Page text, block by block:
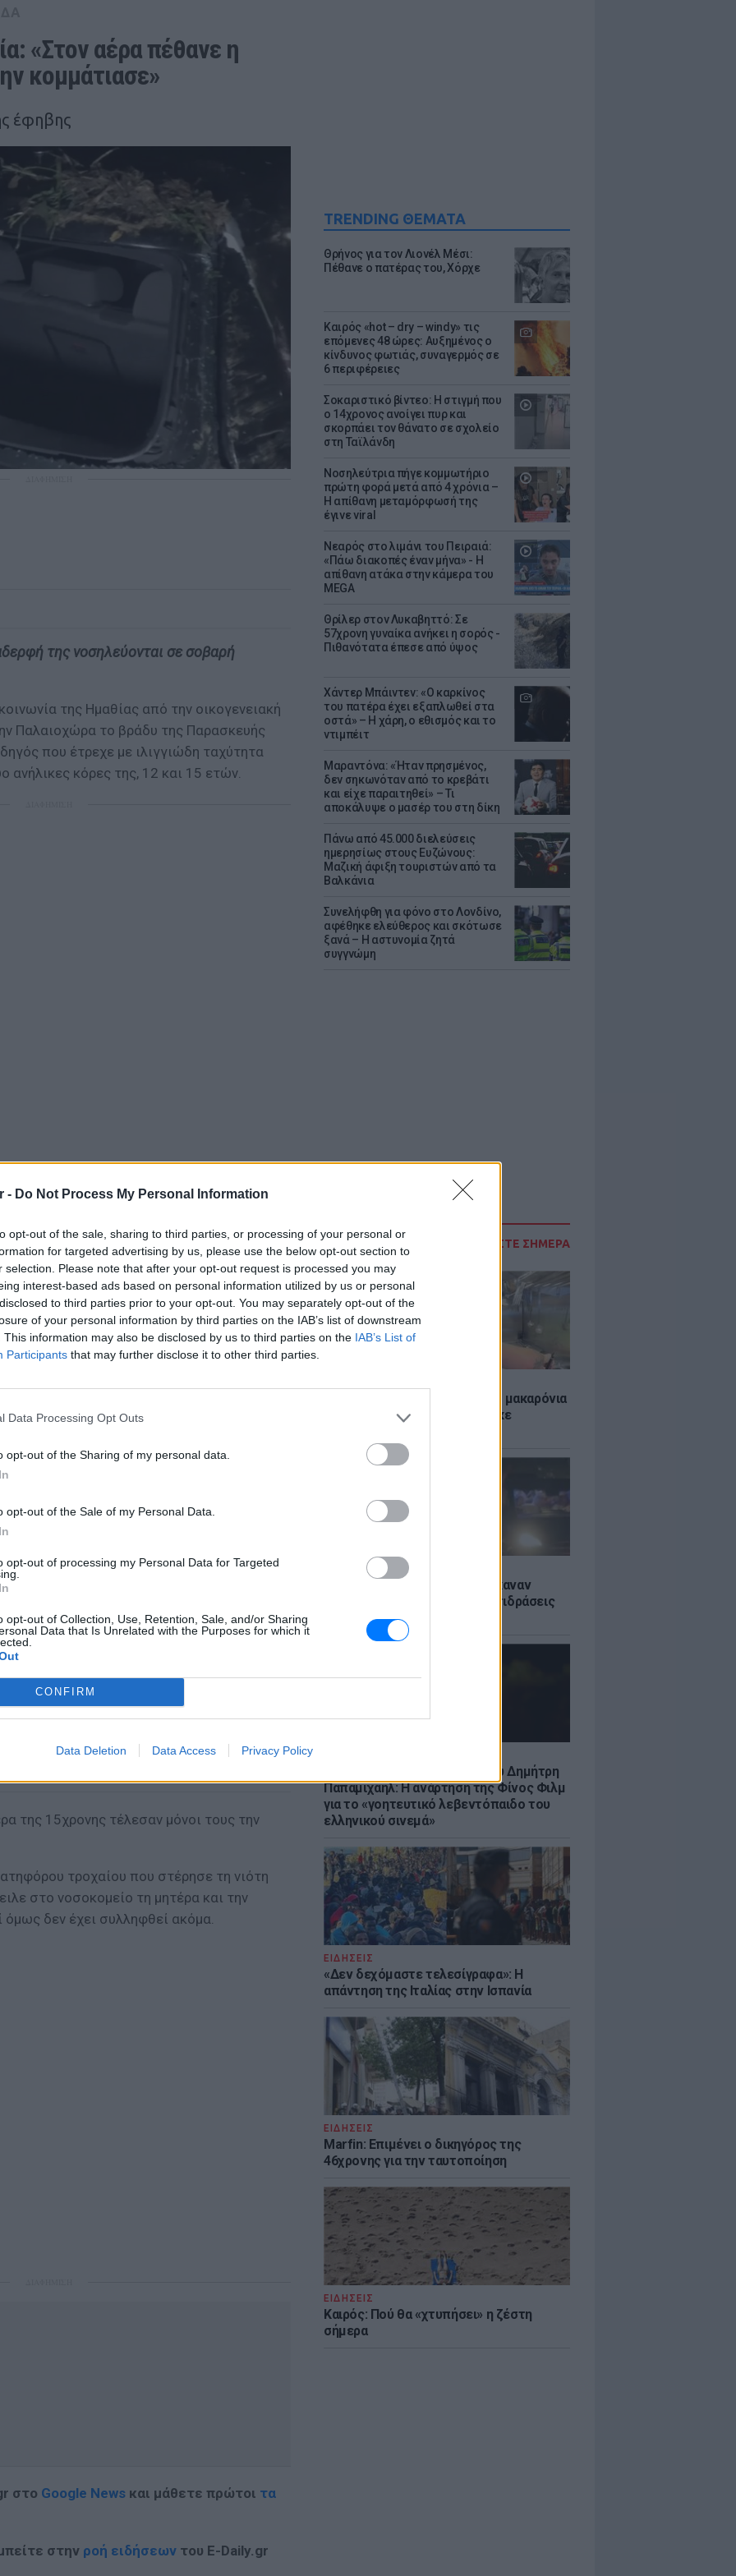
- Do Not Process My Personal Information
opt-out of the sale, sharing to third parties, or processing of your personal or
for targeted advertising by us, please use the below opt-out section to
selection. Please note that after your opt-out request is processed you may
interest-based ads based on personal information utilized by us or personal
to third parties prior to your opt-out. You may separately opt-out of the
of your personal information by third parties on the IAB’s list of downstream
This information may also be disclosed by us to third parties on the IAB’s List of
Participants that may further disclose it to other third parties.
Data Processing Opt Outs
opt-out of the Sharing of my personal data.
opt-out of the Sale of my Personal Data.
opt-out of processing my Personal Data for Targeted
opt-out of Collection, Use, Retention, Sale, and/or Sharing
Data that Is Unrelated with the Purposes for which it
CONFIRM
Data Deletion Data Access Privacy Policy
TRENDING ΘΕΜΑΤΑ
Θρήνος για τον Λιονέλ Μέσι:
Πέθανε ο πατέρας του, Χόρχε
Καιρός «hot – dry – windy» τις
επόμενες 48 ώρες: Αυξημένος ο
κίνδυνος φωτιάς, συναγερμός σε
6 περιφέρειες
Σοκαριστικό βίντεο: Η στιγμή που
ο 14χρονος ανοίγει πυρ και
σκορπάει τον θάνατο σε σχολείο
στη Ταϊλάνδη
Νοσηλεύτρια πήγε κομμωτήριο
πρώτη φορά μετά από 4 χρόνια –
Η απίθανη μεταμόρφωσή της
έγινε viral
Νεαρός στο λιμάνι του Πειραιά:
«Πάω διακοπές έναν μήνα» - Η
απίθανη ατάκα στην κάμερα του
MEGA
Θρίλερ στον Λυκαβηττό: Σε
57χρονη γυναίκα ανήκει η σορός -
Πιθανότατα έπεσε από ύψος
Χάντερ Μπάιντεν: «Ο καρκίνος
του πατέρα έχει εξαπλωθεί στα
οστά» – Η χάρη, ο εθισμός και το
ντιμπέιτ
Μαραντόνα: «Ήταν πρησμένος,
δεν σηκωνόταν από το κρεβάτι
και είχε παραιτηθεί» – Τι
αποκάλυψε ο μασέρ του στη δίκη
Πάνω από 45.000 διελεύσεις
ημερησίως στους Ευζώνους:
Μαζική άφιξη τουριστών από τα
Βαλκάνια
Συνελήφθη για φόνο στο Λονδίνο,
αφέθηκε ελεύθερος και σκότωσε
ξανά – Η αστυνομία ζητά
συγγνώμη
ΔΙΑΒΑΣΤΕ ΣΗΜΕΡΑ
Ο Μπρούκλιν Μπέκαμ έβρασε μακαρόνια
με θαλασσινό νερό και δέχτηκε
ΕΙΔΗΣΕΙΣ
Μύκονος: Ιταλοί τουρίστες έκαναν
«κλαμπ» βανάκι transfer - Αντιδράσεις
για το ξέφρενο πάρτι
22 χρόνια από τον θάνατο του Δημήτρη
Παπαμιχαήλ: Η ανάρτηση της Φίνος Φιλμ
για το «γοητευτικό λεβεντόπαιδο του
ελληνικού σινεμά»
ΕΙΔΗΣΕΙΣ
«Δεν δεχόμαστε τελεσίγραφα»: Η
απάντηση της Ιταλίας στην Ισπανία
ΕΙΔΗΣΕΙΣ
Marfin: Επιμένει ο δικηγόρος της
46χρονης για την ταυτοποίηση
ΕΙΔΗΣΕΙΣ
Καιρός: Πού θα «χτυπήσει» η ζέστη
σήμερα
«Στον αέρα πέθανε η
κομμάτιασε»
έφηβης
της νοσηλεύονται σε σοβαρή
της Ημαθίας από την οικογενειακή
Παλαιοχώρα το βράδυ της Παρασκευής
που έτρεχε με ιλιγγιώδη ταχύτητα
ανήλικες κόρες της, 12 και 15 ετών.
θάνατο, ενώ η 37χρονη μητέρα με τη
κατάσταση στο νοσοκομείο.
την Κατερινούλα μου, την είδα
μιλώντας στο Star η γιαγιά του
πεθερά της 37χρονης ακόμα δεν μπορεί να
συνέβη: Εγώ τα μεγάλωσα. Το έφαγαν το
η κούκλα μου... Στον αέρα βγήκε η ψυχή
στον αέρα πέθανε».
της 15χρονης τέλεσαν μόνοι τους την
τροχαίου που στέρησε τη νιότη
στο νοσοκομείο τη μητέρα και την
όμως δεν έχει συλληφθεί ακόμα.
στο Google News και μάθετε πρώτοι τα
στην ροή ειδήσεων του E-Daily.gr